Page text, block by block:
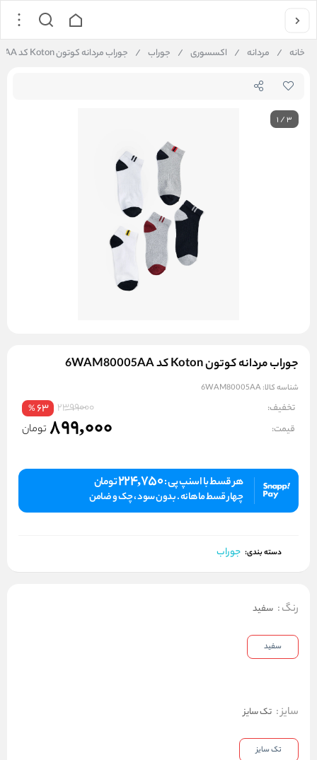
خانه / مردانه / اکسسوری / جوراب / جوراب مردانه کوتون Koton کد 6WAM80005AA
1/3
جوراب مردانه کوتون Koton کد 6WAM80005AA
شناسه کالا:6WAM80005AA
تخفیف: 2399000
63
%
قیمت: 899,000 تومان
هر قسط با اسنپ پی :224,750تومان
چهار قسط ماهانه . بدون سود ، چک و ضامن
دسته بندی: جوراب
رنگ: سفید
سفید
سایز: تک سایز
تک سایز